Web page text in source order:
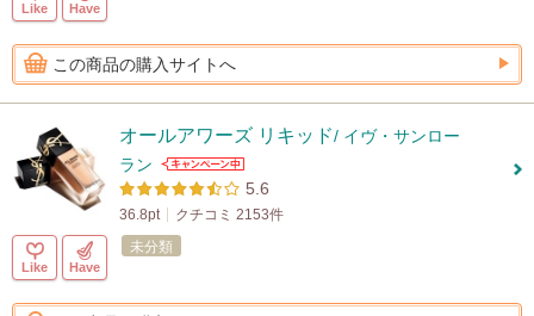
Like Have
この商品の購入サイトへ
オールアワーズ リキッド/ イヴ・サンロー
ラン
5.6
36.8pt クチコミ 2153件
Like Have
未分類